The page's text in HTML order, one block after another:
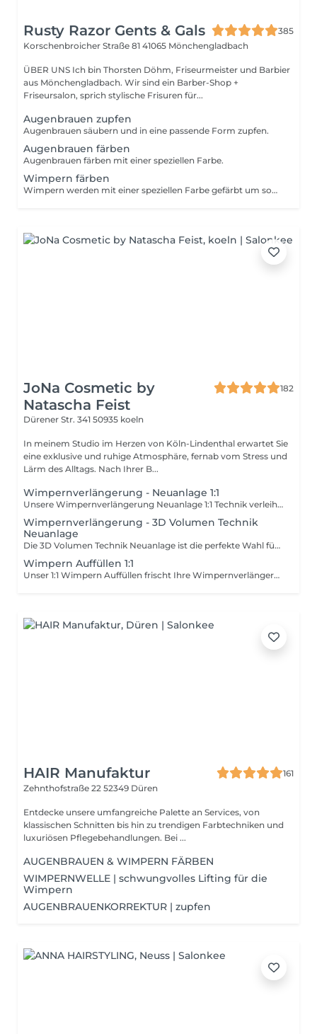
Rusty Razor Gents & Gals
385
Korschenbroicher Straße 81 41065 Mönchengladbach
ÜBER UNS Ich bin Thorsten Döhm, Friseurmeister und Barbier
aus Mönchengladbach. Wir sind ein Barber-Shop +
Friseursalon, sprich stylische Frisuren für...
Augenbrauen zupfen
Augenbrauen säubern und in eine passende Form zupfen.
Augenbrauen färben
Augenbrauen färben mit einer speziellen Farbe.
Wimpern färben
Wimpern werden mit einer speziellen Farbe gefärbt um somit vollere und kräftigere Wimpern hervorzubringen.
JoNa Cosmetic by
Natascha Feist
182
Dürener Str. 341 50935 koeln
In meinem Studio im Herzen von Köln-Lindenthal erwartet Sie
eine exklusive und ruhige Atmosphäre, fernab vom Stress und
Lärm des Alltags. Nach Ihrer B...
Wimpernverlängerung - Neuanlage 1:1
Unsere Wimpernverlängerung Neuanlage 1:1 Technik verleiht Ihnen einen natürlichen, intensiven Augenaufschlag. Bei dieser Methode wird eine synthetische Wimper exakt auf jede einzelne Ihrer Naturwimpern appliziert, um Volumen und Länge zu optimieren, ohne den natürlichen Look zu verlieren. Das Ergebnis sind verlängerte, dichte Wimpern, die Ihre Augen perfekt betonen und bis zu vier Wochen halten. Ideal für ein natürliches, elegantes Finish!
Wimpernverlängerung - 3D Volumen Technik
Neuanlage
Die 3D Volumen Technik Neuanlage ist die perfekte Wahl für alle, die einen besonders vollen und voluminösen Wimpern-Look wünschen. Bei dieser Methode werden drei feine, leichte Wimpern auf jede einzelne Naturwimper appliziert, was einen maximalen Dichteeffekt erzeugt, ohne die Naturwimpern zu belasten. Das Ergebnis ist ein atemberaubender, voluminöser Augenaufschlag, der Ihre Augen wirkungsvoll betont und bis zu vier Wochen lang hält.
Wimpern Auffüllen 1:1
Unser 1:1 Wimpern Auffüllen frischt Ihre Wimpernverlängerung auf und sorgt wieder für einen vollen, gepflegten Look. Dabei werden ausgefallene oder lose Wimpern durch neue Extensions ersetzt, sodass Ihre Wimpern wieder optimal in Form und Länge sind. Ideal für den Erhalt eines natürlichen und intensiven Augenaufschlags zwischen den Neuanlagen.
HAIR Manufaktur
161
Zehnthofstraße 22 52349 Düren
Entdecke unsere umfangreiche Palette an Services, von
klassischen Schnitten bis hin zu trendigen Farbtechniken und
luxuriösen Pflegebehandlungen. Bei ...
AUGENBRAUEN & WIMPERN FÄRBEN
WIMPERNWELLE | schwungvolles Lifting für die
Wimpern
AUGENBRAUENKORREKTUR | zupfen